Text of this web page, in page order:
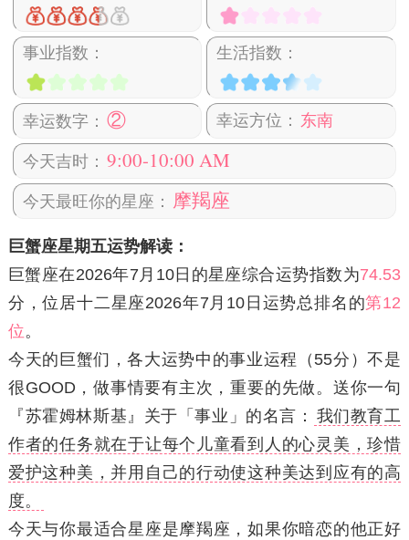
事业指数： 生活指数：
幸运数字： ② 幸运方位： 东南
今天吉时： 9:00-10:00 AM
今天最旺你的星座： 摩羯座
巨蟹座星期五运势解读：
巨蟹座在2026年7月10日 的星座综合运势指数为74.53
分，位居十二星座2026年7月10日运势总排名的第12
位。
今天的巨蟹们，各大运势中的事业运程（55分）不是
很GOOD，做事情要有主次，重要的先做。 送你一句
『苏霍姆林斯基』关于「事业」的名言： 我们教育工
作者的任务就在于让每个儿童看到人的心灵美，珍惜
爱护这种美，并用自己的行动使这种美达到应有的高
度。
今天与你最适合星座是摩羯座，如果你暗恋的他正好